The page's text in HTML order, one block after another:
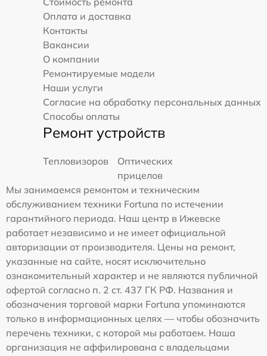
Оплата и доставка
Контакты
Вакансии
О компании
Ремонтируемые модели
Наши услуги
Согласие на обработку персональных данных
Способы оплаты
Ремонт устройств
Тепловизоров
Оптических
прицелов
Мы занимаемся ремонтом и техническим
обслуживанием техники Fortuna по истечении
гарантийного периода. Наш центр в Ижевске
работает независимо и не имеет официальной
авторизации от производителя. Цены на ремонт,
указанные на сайте, носят исключительно
ознакомительный характер и не являются публичной
офертой согласно п. 2 ст. 437 ГК РФ. Названия и
обозначения торговой марки Fortuna упоминаются
только в информационных целях — чтобы обозначить
перечень техники, с которой мы работаем. Наша
организация не аффилирована с владельцами